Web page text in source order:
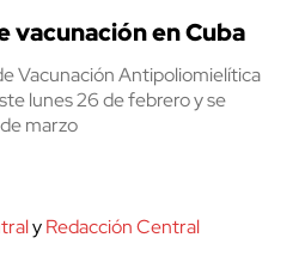
vacunación en Cuba
Vacunación Antipoliomielítica
lunes 26 de febrero y se
marzo
yRedacción Central